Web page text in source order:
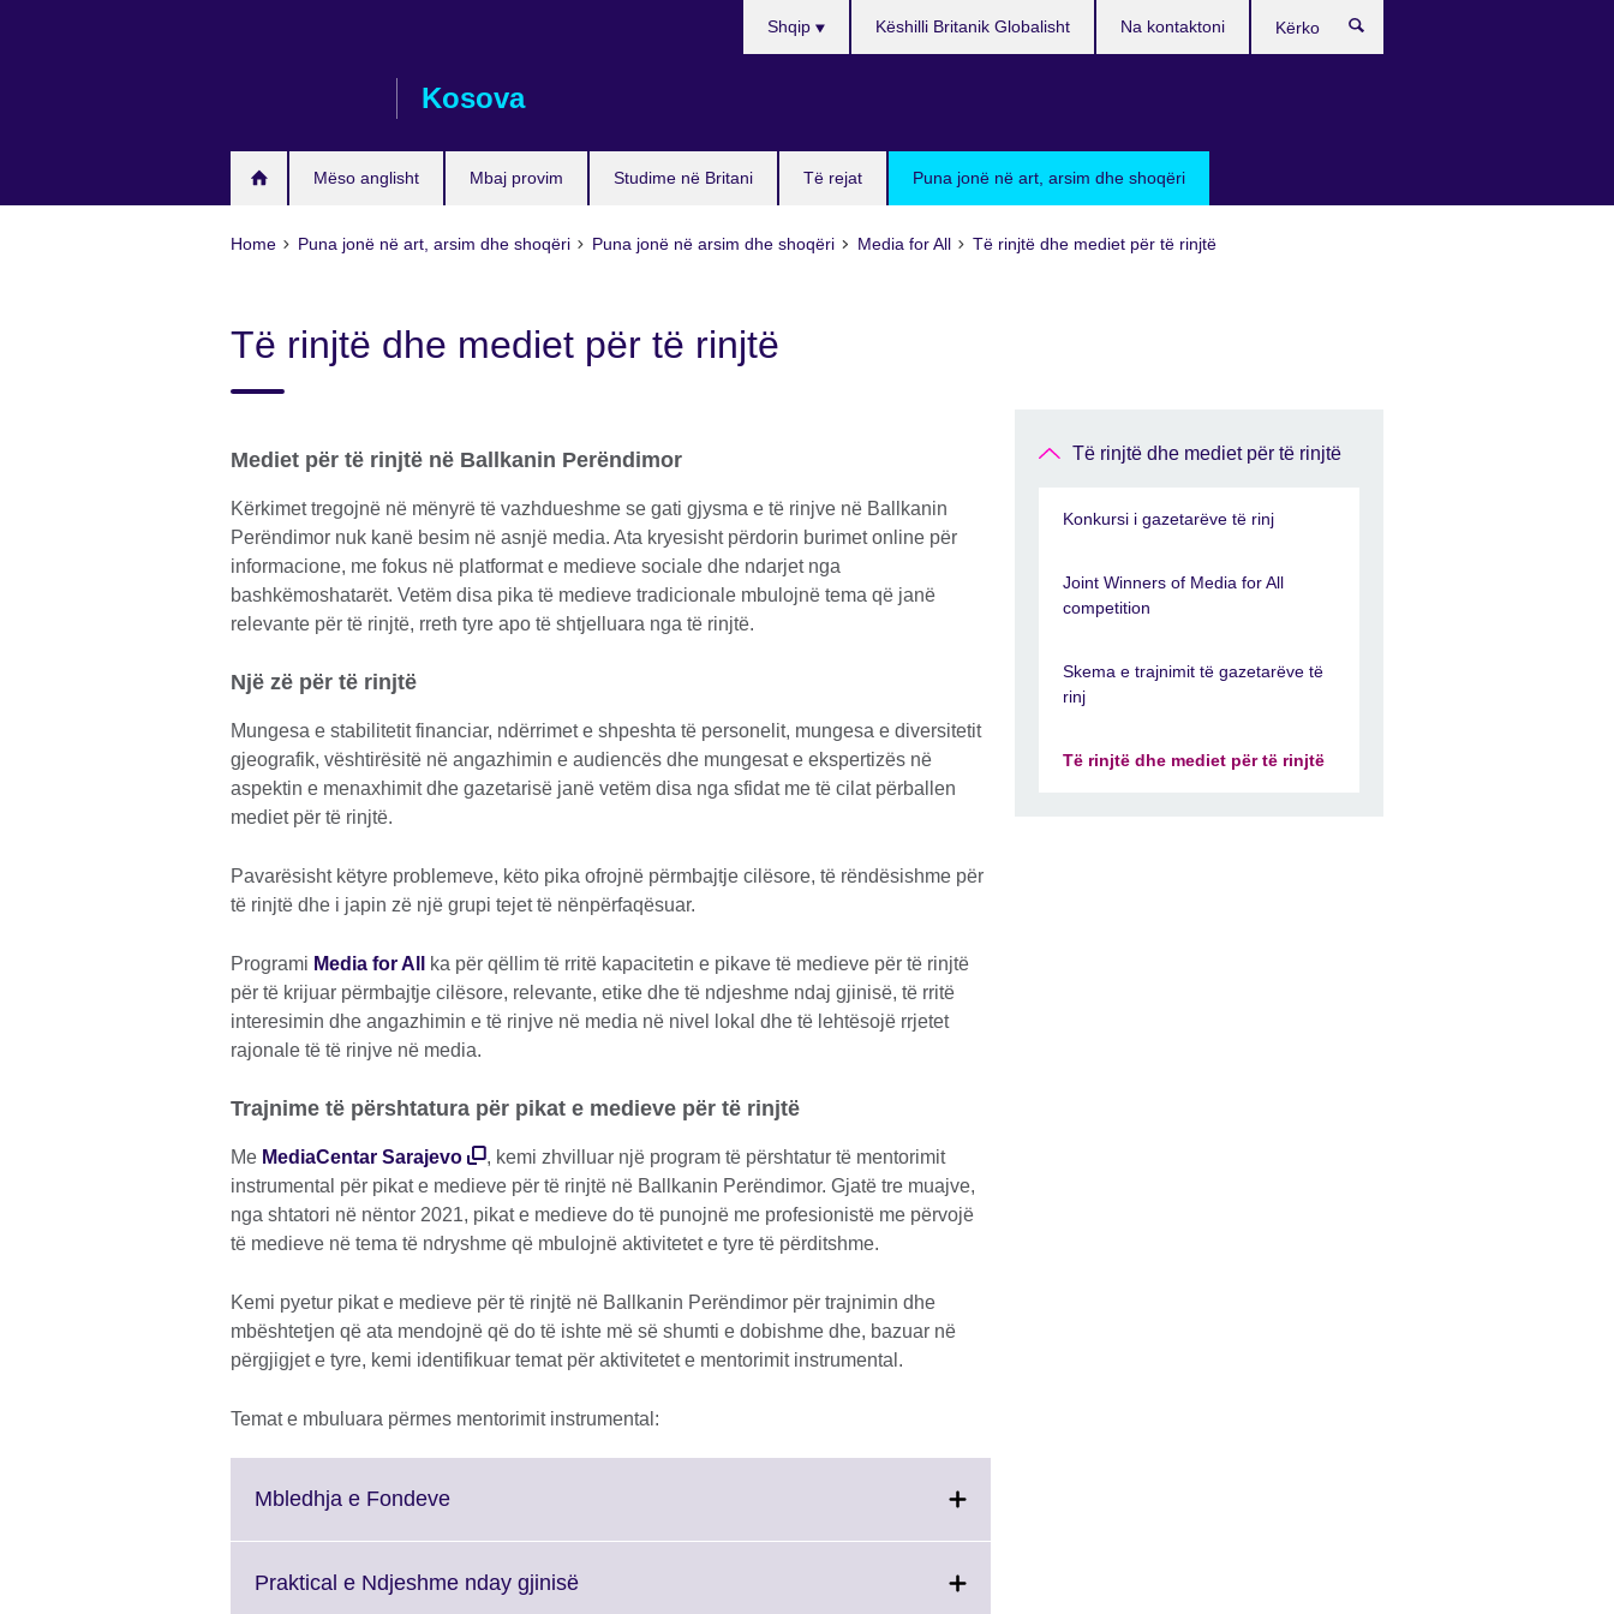
Kosova
Mëso anglisht Mbaj provim Studime në Britani Të rejat Puna jonë në art, arsim dhe shoqëri
Shqip Këshilli Britanik Globalisht Na kontaktoni
Home Puna jonë në art, arsim dhe shoqëri Puna jonë në arsim dhe shoqëri Media for All Të rinjtë dhe mediet për të rinjtë
Të rinjtë dhe mediet për të rinjtë
Mediet për të rinjtë në Ballkanin Perëndimor
Kërkimet tregojnë në mënyrë të vazhdueshme se gati gjysma e të rinjve në Ballkanin
Perëndimor nuk kanë besim në asnjë media. Ata kryesisht përdorin burimet online për
informacione, me fokus në platformat e medieve sociale dhe ndarjet nga
bashkëmoshatarët. Vetëm disa pika të medieve tradicionale mbulojnë tema që janë
relevante për të rinjtë, rreth tyre apo të shtjelluara nga të rinjtë.
Një zë për të rinjtë
Mungesa e stabilitetit financiar, ndërrimet e shpeshta të personelit, mungesa e diversitetit
gjeografik, vështirësitë në angazhimin e audiencës dhe mungesat e ekspertizës në
aspektin e menaxhimit dhe gazetarisë janë vetëm disa nga sfidat me të cilat përballen
mediet për të rinjtë.
Pavarësisht këtyre problemeve, këto pika ofrojnë përmbajtje cilësore, të rëndësishme për
të rinjtë dhe i japin zë një grupi tejet të nënpërfaqësuar.
Programi Media for All
ka për qëllim të rritë kapacitetin e pikave të medieve për të rinjtë
për të krijuar përmbajtje cilësore, relevante, etike dhe të ndjeshme ndaj gjinisë, të rritë
interesimin dhe angazhimin e të rinjve në media në nivel lokal dhe të lehtësojë rrjetet
rajonale të të rinjve në media.
Trajnime të përshtatura për pikat e medieve për të rinjtë
Me MediaCentar Sarajevo
, kemi zhvilluar një program të përshtatur të mentorimit
instrumental për pikat e medieve për të rinjtë në Ballkanin Perëndimor. Gjatë tre muajve,
nga shtatori në nëntor 2021, pikat e medieve do të punojnë me profesionistë me përvojë
të medieve në tema të ndryshme që mbulojnë aktivitetet e tyre të përditshme.
Kemi pyetur pikat e medieve për të rinjtë në Ballkanin Perëndimor për trajnimin dhe
mbështetjen që ata mendojnë që do të ishte më së shumti e dobishme dhe, bazuar në
përgjigjet e tyre, kemi identifikuar temat për aktivitetet e mentorimit instrumental.
Temat e mbuluara përmes mentorimit instrumental:
Mbledhja e FondeveClick
More
Praktical e Ndjeshme nday gjinisëClick
Të rinjtë dhe mediet për të rinjtë
Konkursi i gazetarëve të rinj
Joint Winners of Media for All
competition
Skema e trajnimit të gazetarëve të
rinj
Të rinjtë dhe mediet për të rinjtë